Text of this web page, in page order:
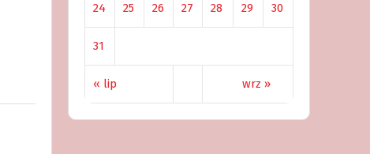
« lip wrz »
24 25 26 27 28 29 30
31